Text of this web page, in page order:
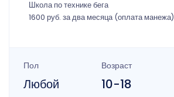
Школа по технике бега
1600 руб. за два месяца (оплата манежа)
Пол
Любой
Возраст
10-18